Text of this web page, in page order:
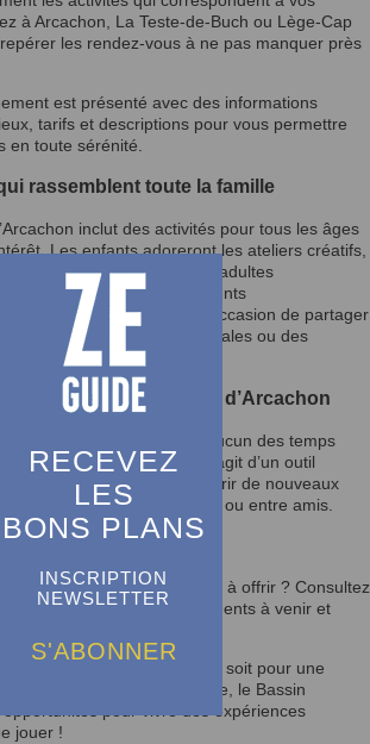
RECEVEZ
LES
BONS PLANS
INSCRIPTION
NEWSLETTER
S'ABONNER
à Arcachon, La Teste-de-Buch ou Lège-Cap
les rendez-vous à ne pas manquer près
est présenté avec des informations
tarifs et descriptions pour vous permettre
en toute sérénité.
rassemblent toute la famille
inclut des activités pour tous les âges
Les enfants adoreront les ateliers créatifs,
foraines, tandis que les adultes
conférences et événements
également une excellente occasion de partager
lors des fêtes locales ou des
pleinement le Bassin d’Arcachon
vous ne manquerez aucun des temps
du Bassin d’Arcachon. Il s’agit d’un outil
votre quotidien, découvrir de nouveaux
mémorables en famille ou entre amis.
laissez-vous inspirer
que le Bassin d’Arcachon a à offrir ? Consultez
rester informé des événements à venir et
vos envies.
prochaine activité ? Que ce soit pour une
ou un moment en famille, le Bassin
pour vivre des expériences
jouer !